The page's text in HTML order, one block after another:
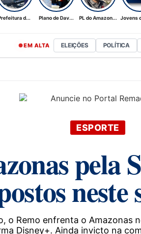
d... Plano de Dav... PL do Amazon... Jovens
EM ALTA ELEIÇÕES POLÍTICA
ESPORTE
pela
neste
o Remo enfrenta o
Disney+. Ainda invicto na